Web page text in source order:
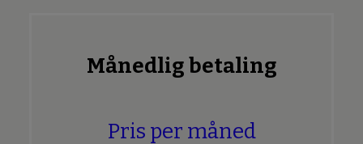
Månedlig betaling
Pris per måned